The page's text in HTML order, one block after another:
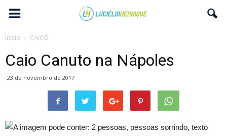
Início CAICÓ
Caio Canuto na Nápoles
23 de novembro de 2017